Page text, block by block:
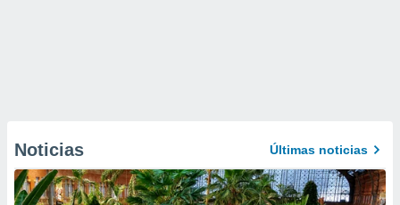
Noticias Últimas noticias